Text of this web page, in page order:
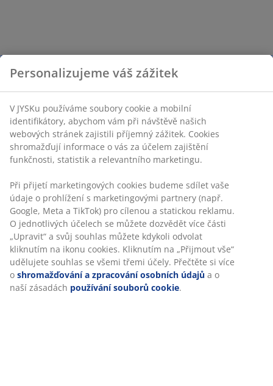
Personalizujeme váš zážitek
V JYSKu používáme soubory cookie a mobilní
identifikátory, abychom vám při návštěvě našich
webových stránek zajistili příjemný zážitek. Cookies
shromažďují informace o vás za účelem zajištění
funkčnosti, statistik a relevantního marketingu.
Při přijetí marketingových cookies budeme sdílet vaše
údaje o prohlížení s marketingovými partnery (např.
Google, Meta a TikTok) pro cílenou a statickou reklamu.
O jednotlivých účelech se můžete dozvědět více části
„Upravit“ a svůj souhlas můžete kdykoli odvolat
kliknutím na ikonu cookies. Kliknutím na „Přijmout vše“
udělujete souhlas se všemi třemi účely. Přečtěte si více
o shromažďování a zpracování osobních údajů a o
naší zásadách používání souborů cookie.